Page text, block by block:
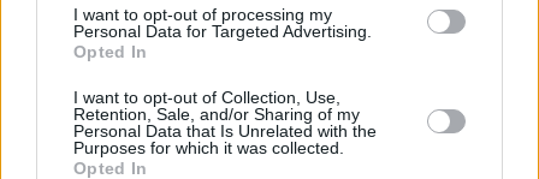
I want to opt-out of processing my
Personal Data for Targeted Advertising.
Opted In
I want to opt-out of Collection, Use,
Retention, Sale, and/or Sharing of my
Personal Data that Is Unrelated with the
Purposes for which it was collected.
Opted In